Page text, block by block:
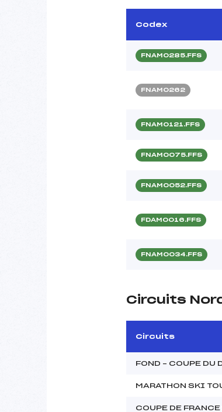
Codex
FNAM0285.FFS
FNAM0262
FNAM0121.FFS
FNAM0075.FFS
FNAM0052.FFS
FDAM0016.FFS
FNAM0034.FFS
Circuits
Circuits
FOND – COUPE DU
MARATHON SKI
COUPE DE